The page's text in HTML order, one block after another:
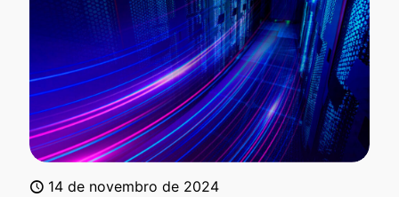
14 de novembro de 2024